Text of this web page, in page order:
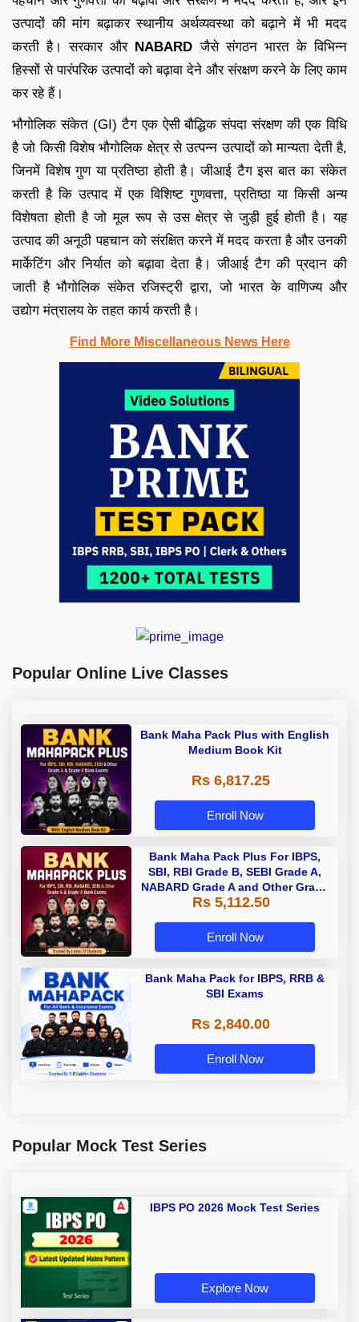
उत्पादों की मांग बढ़ाकर स्थानीय अर्थव्यवस्था को बढ़ाने में भी मदद
करती है। सरकार और NABARD जैसे संगठन भारत के विभिन्न
हिस्सों से पारंपरिक उत्पादों को बढ़ावा देने और संरक्षण करने के लिए काम
कर रहे हैं।
भौगोलिक संकेत (GI) टैग एक ऐसी बौद्धिक संपदा संरक्षण की एक विधि
है जो किसी विशेष भौगोलिक क्षेत्र से उत्पन्न उत्पादों को मान्यता देती है,
जिनमें विशेष गुण या प्रतिष्ठा होती है। जीआई टैग इस बात का संकेत
करती है कि उत्पाद में एक विशिष्ट गुणवत्ता, प्रतिष्ठा या किसी अन्य
विशेषता होती है जो मूल रूप से उस क्षेत्र से जुड़ी हुई होती है। यह
उत्पाद की अनूठी पहचान को संरक्षित करने में मदद करता है और उनकी
मार्केटिंग और निर्यात को बढ़ावा देता है। जीआई टैग की प्रदान की
जाती है भौगोलिक संकेत रजिस्ट्री द्वारा, जो भारत के वाणिज्य और
उद्योग मंत्रालय के तहत कार्य करती है।
Find More Miscellaneous News Here
Popular Online Live Classes
Bank Maha Pack Plus with English
Medium Book Kit
Rs 6,817.25
Enroll Now
Bank Maha Pack Plus For IBPS,
SBI, RBI Grade B, SEBI Grade A,
NABARD Grade A and Other Grade
A & Grade B Bank Exams
Rs 5,112.50
Enroll Now
Bank Maha Pack for IBPS, RRB &
SBI Exams
Rs 2,840.00
Enroll Now
Popular Mock Test Series
IBPS PO 2026 Mock Test Series
Explore Now